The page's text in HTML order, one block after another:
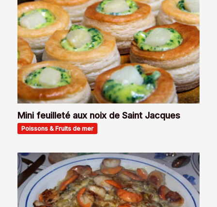
Mini feuilleté aux noix de Saint Jacques
Poissons & Fruits de mer